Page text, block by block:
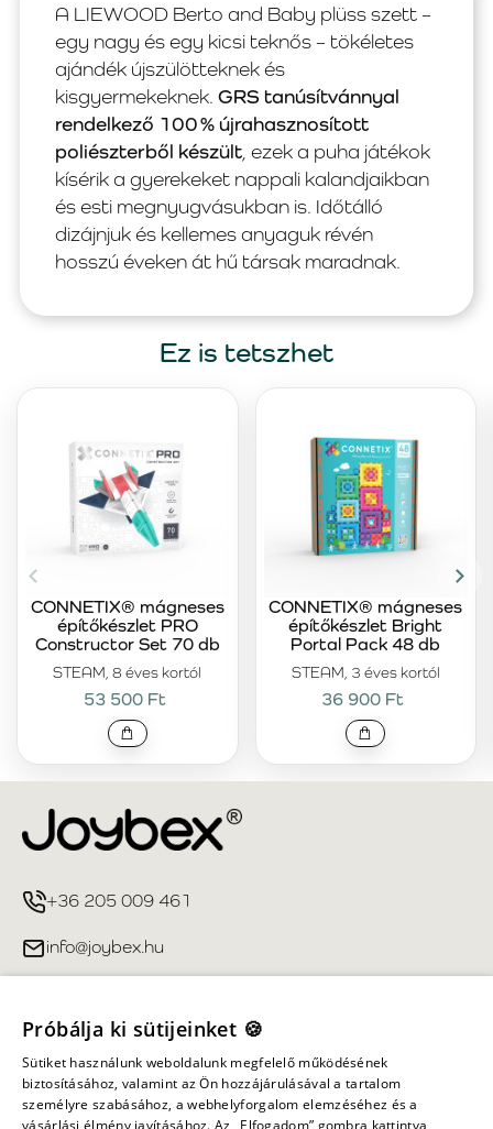
A LIEWOOD Berto and Baby plüss szett –
egy nagy és egy kicsi teknős – tökéletes
ajándék újszülötteknek és
kisgyermekeknek. GRS tanúsítvánnyal
rendelkező 100 % újrahasznosított
poliészterből készült , ezek a puha játékok
kísérik a gyerekeket nappali kalandjaikban
és esti megnyugvásukban is. Időtálló
dizájnjuk és kellemes anyaguk révén
hosszú éveken át hű társak maradnak.
Ez is tetszhet
STEAM, 8 éves kortól
CONNETIX® mágneses
építőkészlet PRO
Constructor Set 70 db
53 500 Ft
STEAM, 3 éves kortól
CONNETIX® mágneses
építőkészlet Bright
Portal Pack 48 db
36 900 Ft
+36 205 009 461
info@joybex.hu
Fiókom
Információ
Próbálja ki sütijeinket 🍪
Sütiket használunk weboldalunk megfelelő működésének
biztosításához, valamint az Ön hozzájárulásával a tartalom
személyre szabásához, a webhelyforgalom elemzéséhez és a
vásárlási élmény javításához. Az „Elfogadom” gombra kattintva